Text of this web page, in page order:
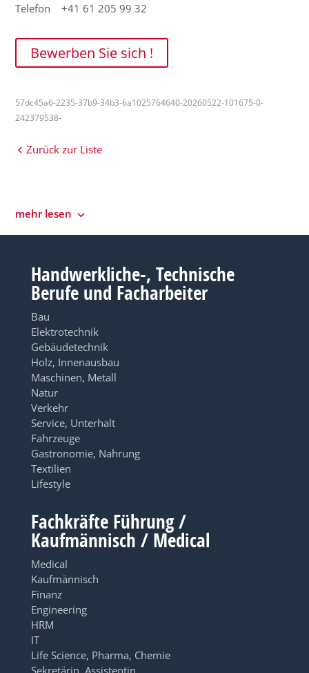
Telefon +41 61 205 99 32
Bewerben Sie sich !
57dc45a6-2235-37b9-34b3-6a1025764640-20260522-101675-0-
242379538-
Zurück zur Liste
mehr lesen
Handwerkliche-, Technische
Berufe und Facharbeiter
Bau
Elektrotechnik
Gebäudetechnik
Holz, Innenausbau
Maschinen, Metall
Natur
Verkehr
Service, Unterhalt
Fahrzeuge
Gastronomie, Nahrung
Textilien
Lifestyle
Fachkräfte Führung /
Kaufmännisch / Medical
Medical
Kaufmännisch
Finanz
Engineering
HRM
IT
Life Science, Pharma, Chemie
Sekretärin, Assistentin